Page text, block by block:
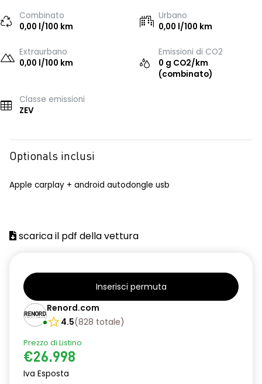
Combinato
0,00 l/100 km
Urbano
0,00 l/100 km
Extraurbano
0,00 l/100 km
Emissioni di CO2
0 g CO2/km
(combinato)
Classe emissioni
ZEV
Optionals inclusi
Apple carplay + android autodongle usb
scarica il pdf della vettura
Inserisci permuta
Renord.com
4.5(828 totale)
Prezzo di Listino
€26.998
Iva Esposta